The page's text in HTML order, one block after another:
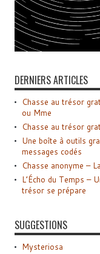
DERNIERS ARTICLES
Chasse au trésor
ou Mme
Chasse au trésor
Une boîte à outils
messages codés
Chasse anonyme –
L’Écho du Temps –
trésor se prépare
SUGGESTIONS
Mysteriosa